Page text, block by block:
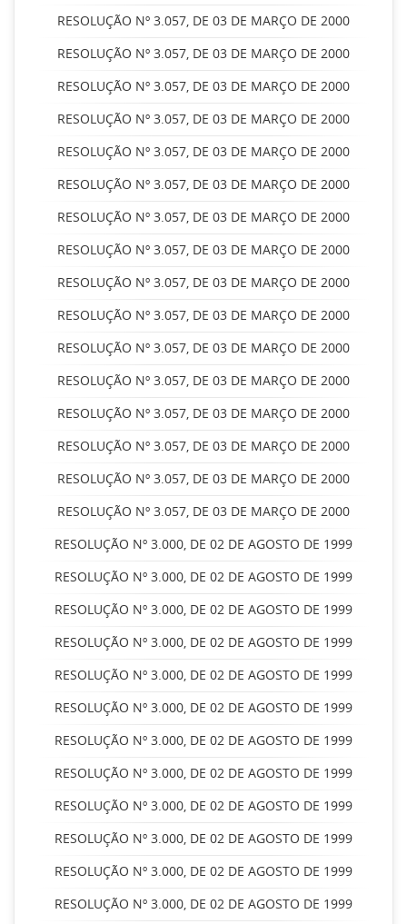
RESOLUÇÃO Nº 3.057, DE 03 DE MARÇO DE 2000
RESOLUÇÃO Nº 3.057, DE 03 DE MARÇO DE 2000
RESOLUÇÃO Nº 3.057, DE 03 DE MARÇO DE 2000
RESOLUÇÃO Nº 3.057, DE 03 DE MARÇO DE 2000
RESOLUÇÃO Nº 3.057, DE 03 DE MARÇO DE 2000
RESOLUÇÃO Nº 3.057, DE 03 DE MARÇO DE 2000
RESOLUÇÃO Nº 3.057, DE 03 DE MARÇO DE 2000
RESOLUÇÃO Nº 3.057, DE 03 DE MARÇO DE 2000
RESOLUÇÃO Nº 3.057, DE 03 DE MARÇO DE 2000
RESOLUÇÃO Nº 3.057, DE 03 DE MARÇO DE 2000
RESOLUÇÃO Nº 3.057, DE 03 DE MARÇO DE 2000
RESOLUÇÃO Nº 3.057, DE 03 DE MARÇO DE 2000
RESOLUÇÃO Nº 3.057, DE 03 DE MARÇO DE 2000
RESOLUÇÃO Nº 3.057, DE 03 DE MARÇO DE 2000
RESOLUÇÃO Nº 3.057, DE 03 DE MARÇO DE 2000
RESOLUÇÃO Nº 3.057, DE 03 DE MARÇO DE 2000
RESOLUÇÃO Nº 3.000, DE 02 DE AGOSTO DE 1999
RESOLUÇÃO Nº 3.000, DE 02 DE AGOSTO DE 1999
RESOLUÇÃO Nº 3.000, DE 02 DE AGOSTO DE 1999
RESOLUÇÃO Nº 3.000, DE 02 DE AGOSTO DE 1999
RESOLUÇÃO Nº 3.000, DE 02 DE AGOSTO DE 1999
RESOLUÇÃO Nº 3.000, DE 02 DE AGOSTO DE 1999
RESOLUÇÃO Nº 3.000, DE 02 DE AGOSTO DE 1999
RESOLUÇÃO Nº 3.000, DE 02 DE AGOSTO DE 1999
RESOLUÇÃO Nº 3.000, DE 02 DE AGOSTO DE 1999
RESOLUÇÃO Nº 3.000, DE 02 DE AGOSTO DE 1999
RESOLUÇÃO Nº 3.000, DE 02 DE AGOSTO DE 1999
RESOLUÇÃO Nº 3.000, DE 02 DE AGOSTO DE 1999